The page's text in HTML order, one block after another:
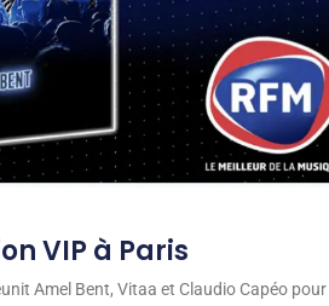
VIP à Paris
Amel Bent, Vitaa et Claudio Capéo pour